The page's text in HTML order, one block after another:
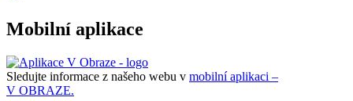
Mobilní aplikace
Sledujte informace z našeho webu v mobilní aplikaci –
V OBRAZE.